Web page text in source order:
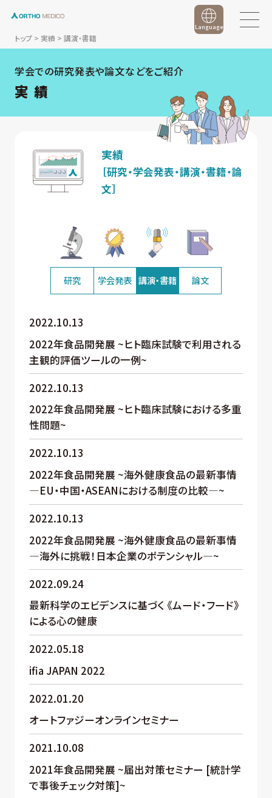
トップ> 実績 > 講演・書籍
Language
学会での研究発表や論文などをご紹介
実 績
実績
［研究・学会発表・講演・書籍・論
文］
研究 学会発表 講演・書籍 論文
2022.10.13
2022年食品開発展 ~ヒト臨床試験で利用される
主観的評価ツールの一例~
2022.10.13
2022年食品開発展 ~ヒト臨床試験における多重
性問題~
2022.10.13
2022年食品開発展 ~海外健康食品の最新事情
―EU・中国・ASEANにおける制度の比較―~
2022.10.13
2022年食品開発展 ~海外健康食品の最新事情
―海外に挑戦！日本企業のポテンシャル―~
2022.09.24
最新科学のエビデンスに基づく 《ムード・フード》
による心の健康
2022.05.18
ifia JAPAN 2022
2022.01.20
オートファジーオンラインセミナー
2021.10.08
2021年食品開発展 ~届出対策セミナー [統計学
で事後チェック対策]~